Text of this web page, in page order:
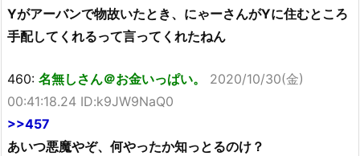
Yがアーバンで物故いたとき、にゃーさんがYに住むところ
手配してくれるって言ってくれたねん
460: 名無しさん＠お金いっぱい。
2020/10/30(金)
00:41:18.24 ID:k9JW9NaQ0
>>457
あいつ悪魔やぞ、何やったか知っとるのけ？